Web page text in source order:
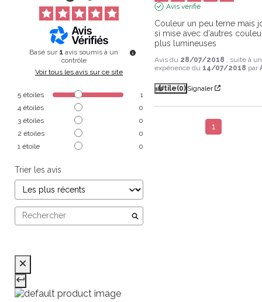
Basé sur 1 avis soumis à un
contrôle
Voir tous les avis sur ce site
5 étoiles
1
4 étoiles
0
3 étoiles
0
2 étoiles
0
1 étoile 0
Trier les avis
Avis vérifié
Couleur un peu terne mais
si mise avec d'autres
plus lumineuses
Avis du 28/07/2018 , suite à
expérience du 14/07/2018 par
Utile(0) Signaler
1